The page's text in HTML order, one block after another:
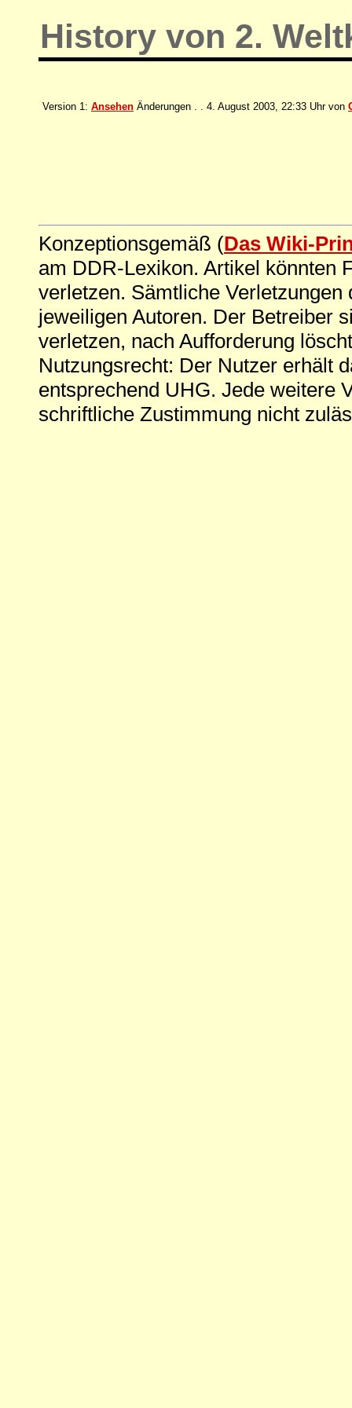
History von 2.
Version 1: Ansehen Änderungen . . 4. August 2003, 22:33 Uhr von
Konzeptionsgemäß (Das Wiki-
am DDR-Lexikon. Artikel könnten
verletzen. Sämtliche
jeweiligen Autoren. Der Betreiber
verletzen, nach Aufforderung
Nutzungsrecht: Der Nutzer erhält
entsprechend UHG. Jede weitere
schriftliche Zustimmung nicht